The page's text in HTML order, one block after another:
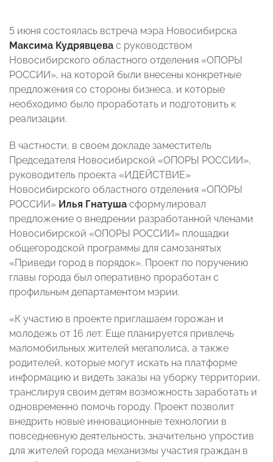
5 июня состоялась встреча мэра Новосибирска
Максима Кудрявцева с руководством
Новосибирского областного отделения «ОПОРЫ
РОССИИ», на которой были внесены конкретные
предложения со стороны бизнеса, и которые
необходимо было проработать и подготовить к
реализации.
В частности, в своем докладе заместитель
Председателя Новосибирской «ОПОРЫ РОССИИ»,
руководитель проекта «ИДЕЙСТВИЕ»
Новосибирского областного отделения «ОПОРЫ
РОССИИ» Илья Гнатуша сформулировал
предложение о внедрении разработанной членами
Новосибирской «ОПОРЫ РОССИИ» площадки
общегородской программы для самозанятых
«Приведи город в порядок». Проект по поручению
главы города был оперативно проработан с
профильным департаментом мэрии.
«К участию в проекте приглашаем горожан и
молодежь от 16 лет. Еще планируется привлечь
маломобильных жителей мегаполиса, а также
родителей, которые могут искать на платформе
информацию и видеть заказы на уборку территории,
транслируя своим детям возможность заработать и
одновременно помочь городу. Проект позволит
внедрить новые инновационные технологии в
повседневную деятельность, значительно упростив
для жителей города механизмы участия граждан в